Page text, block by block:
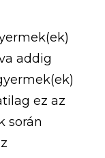
addig
ez az
során